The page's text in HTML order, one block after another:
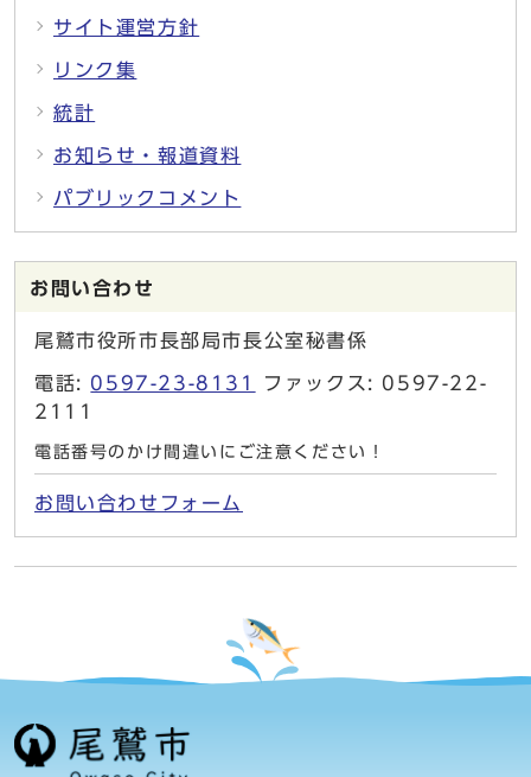
サイト運営方針
リンク集
統計
お知らせ・報道資料
パブリックコメント
お問い合わせ
尾鷲市役所市長部局市長公室秘書係
電話: 0597-23-8131
ファックス: 0597-22-
2111
電話番号のかけ間違いにご注意ください！
お問い合わせフォーム